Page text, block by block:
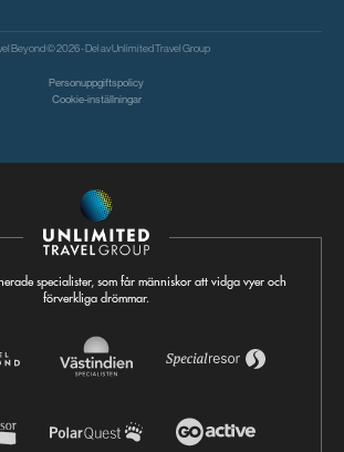
Beyond © 2026 - Del avUnlimited Travel Group
Personuppgiftspolicy
Cookie-inställningar
specialister, som får människor att vidga vyer och
förverkliga drömmar.